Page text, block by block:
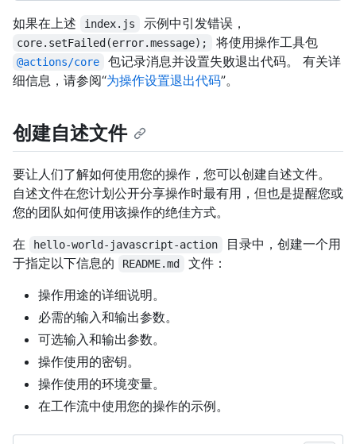
如果在上述 index.js 示例中引发错误，
core.setFailed(error.message); 将使用操作工具包
@actions/core
包记录消息并设置失败退出代码。 有关详
细信息，请参阅“为操作设置退出代码”。
创建自述文件
要让人们了解如何使用您的操作，您可以创建自述文件。
自述文件在您计划公开分享操作时最有用，但也是提醒您或
您的团队如何使用该操作的绝佳方式。
在
hello-world-javascript-action
目录中，创建一个用
于指定以下信息的
README.md
文件：
操作用途的详细说明。
必需的输入和输出参数。
可选输入和输出参数。
操作使用的密钥。
操作使用的环境变量。
在工作流中使用您的操作的示例。